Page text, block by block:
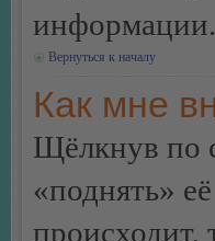
информации.
Вернуться к началу
Как мне
Щёлкнув по
«поднять»
происходит,